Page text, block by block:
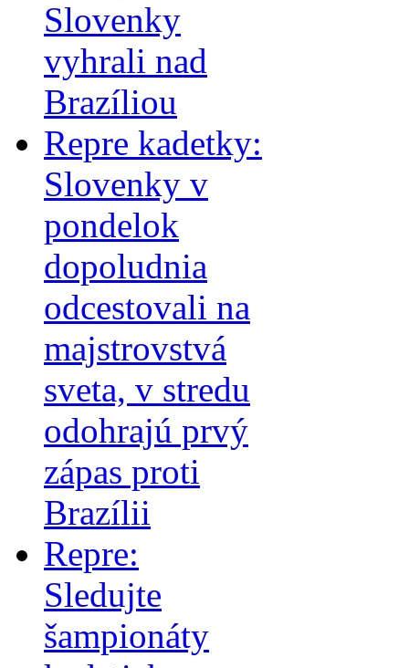
Slovenky
vyhrali nad
Brazíliou
Repre kadetky:
Slovenky v
pondelok
dopoludnia
odcestovali na
majstrovstvá
sveta, v stredu
odohrajú prvý
zápas proti
Brazílii
Repre:
Sledujte
šampionáty